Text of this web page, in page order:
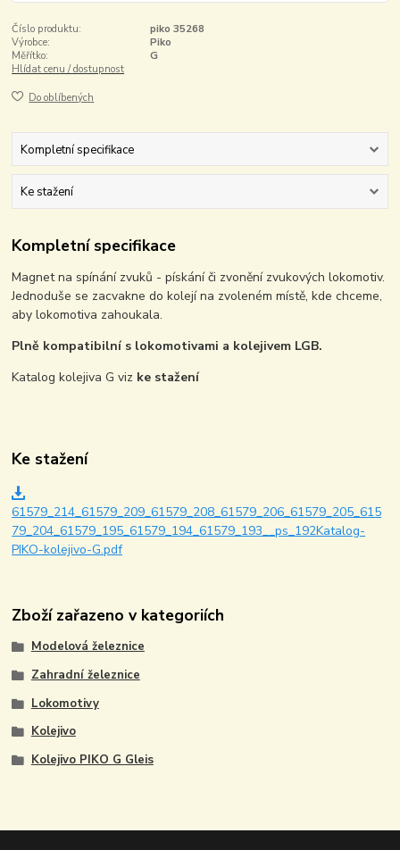
Číslo produktu:
piko 35268
Výrobce:
Piko
Měřítko:
G
Hlídat cenu / dostupnost
Do oblíbených
Kompletní specifikace
Ke stažení
Kompletní specifikace
Magnet na spínání zvuků - pískání či zvonění zvukových lokomotiv.
Jednoduše se zacvakne do kolejí na zvoleném místě, kde chceme,
aby lokomotiva zahoukala.
Plně kompatibilní s lokomotivami a kolejivem LGB.
Katalog kolejiva G viz ke stažení
Ke stažení
61579_214_61579_209_61579_208_61579_206_61579_205_615
79_204_61579_195_61579_194_61579_193__ps_192Katalog-
PIKO-kolejivo-G.pdf
Zboží zařazeno v kategoriích
Modelová železnice
Zahradní železnice
Lokomotivy
Kolejivo
Kolejivo PIKO G Gleis